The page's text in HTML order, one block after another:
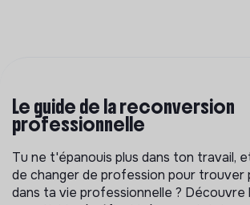
Le guide de la reconversion
professionnelle
Tu ne t'épanouis plus dans ton travail,
de changer de profession pour trouver
dans ta vie professionnelle ? Découvre